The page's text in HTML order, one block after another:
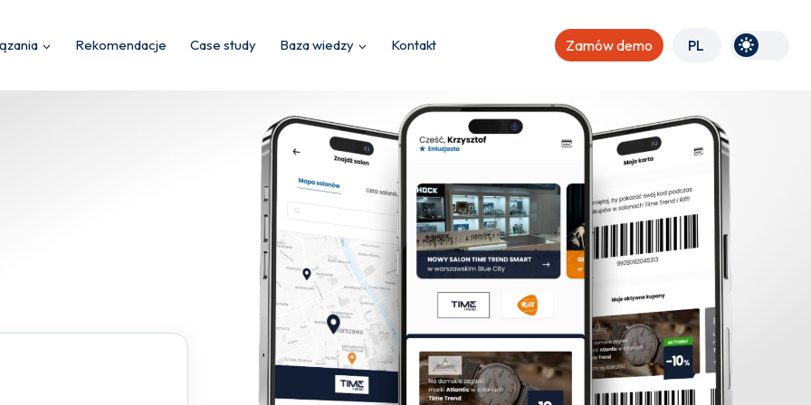
Rekomendacje Case study Baza wiedzy Kontakt Zamów demo PL